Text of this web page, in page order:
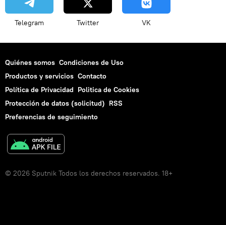
Telegram Twitter VK
Quiénes somos Condiciones de Uso
Productos y servicios Contacto
Política de Privacidad Politica de Cookies
Protección de datos (solicitud) RSS
Preferencias de seguimiento
© 2026 Sputnik Todos los derechos reservados. 18+